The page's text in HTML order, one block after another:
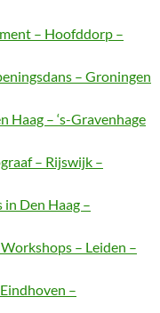
– Hoofddorp –
– Groningen
Haag – ‘s-Gravenhage
– Rijswijk –
Den Haag –
– Leiden –
–